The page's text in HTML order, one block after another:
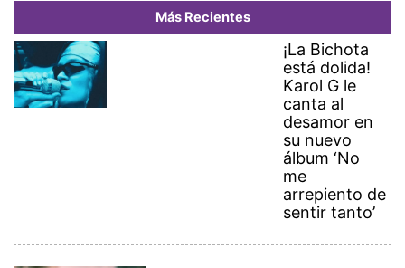
Más Recientes
¡La Bichota
está dolida!
Karol G le
canta al
desamor en
su nuevo
álbum ‘No
me
arrepiento de
sentir tanto’